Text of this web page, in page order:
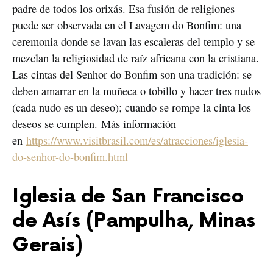
padre de todos los orixás. Esa fusión de religiones
puede ser observada en el Lavagem do Bonfim: una
ceremonia donde se lavan las escaleras del templo y se
mezclan la religiosidad de raíz africana con la cristiana.
Las cintas del Senhor do Bonfim son una tradición: se
deben amarrar en la muñeca o tobillo y hacer tres nudos
(cada nudo es un deseo); cuando se rompe la cinta los
deseos se cumplen. Más información
en https://www.visitbrasil.com/es/atracciones/iglesia-
do-senhor-do-bonfim.html
Iglesia de San Francisco
de Asís (Pampulha, Minas
Gerais)